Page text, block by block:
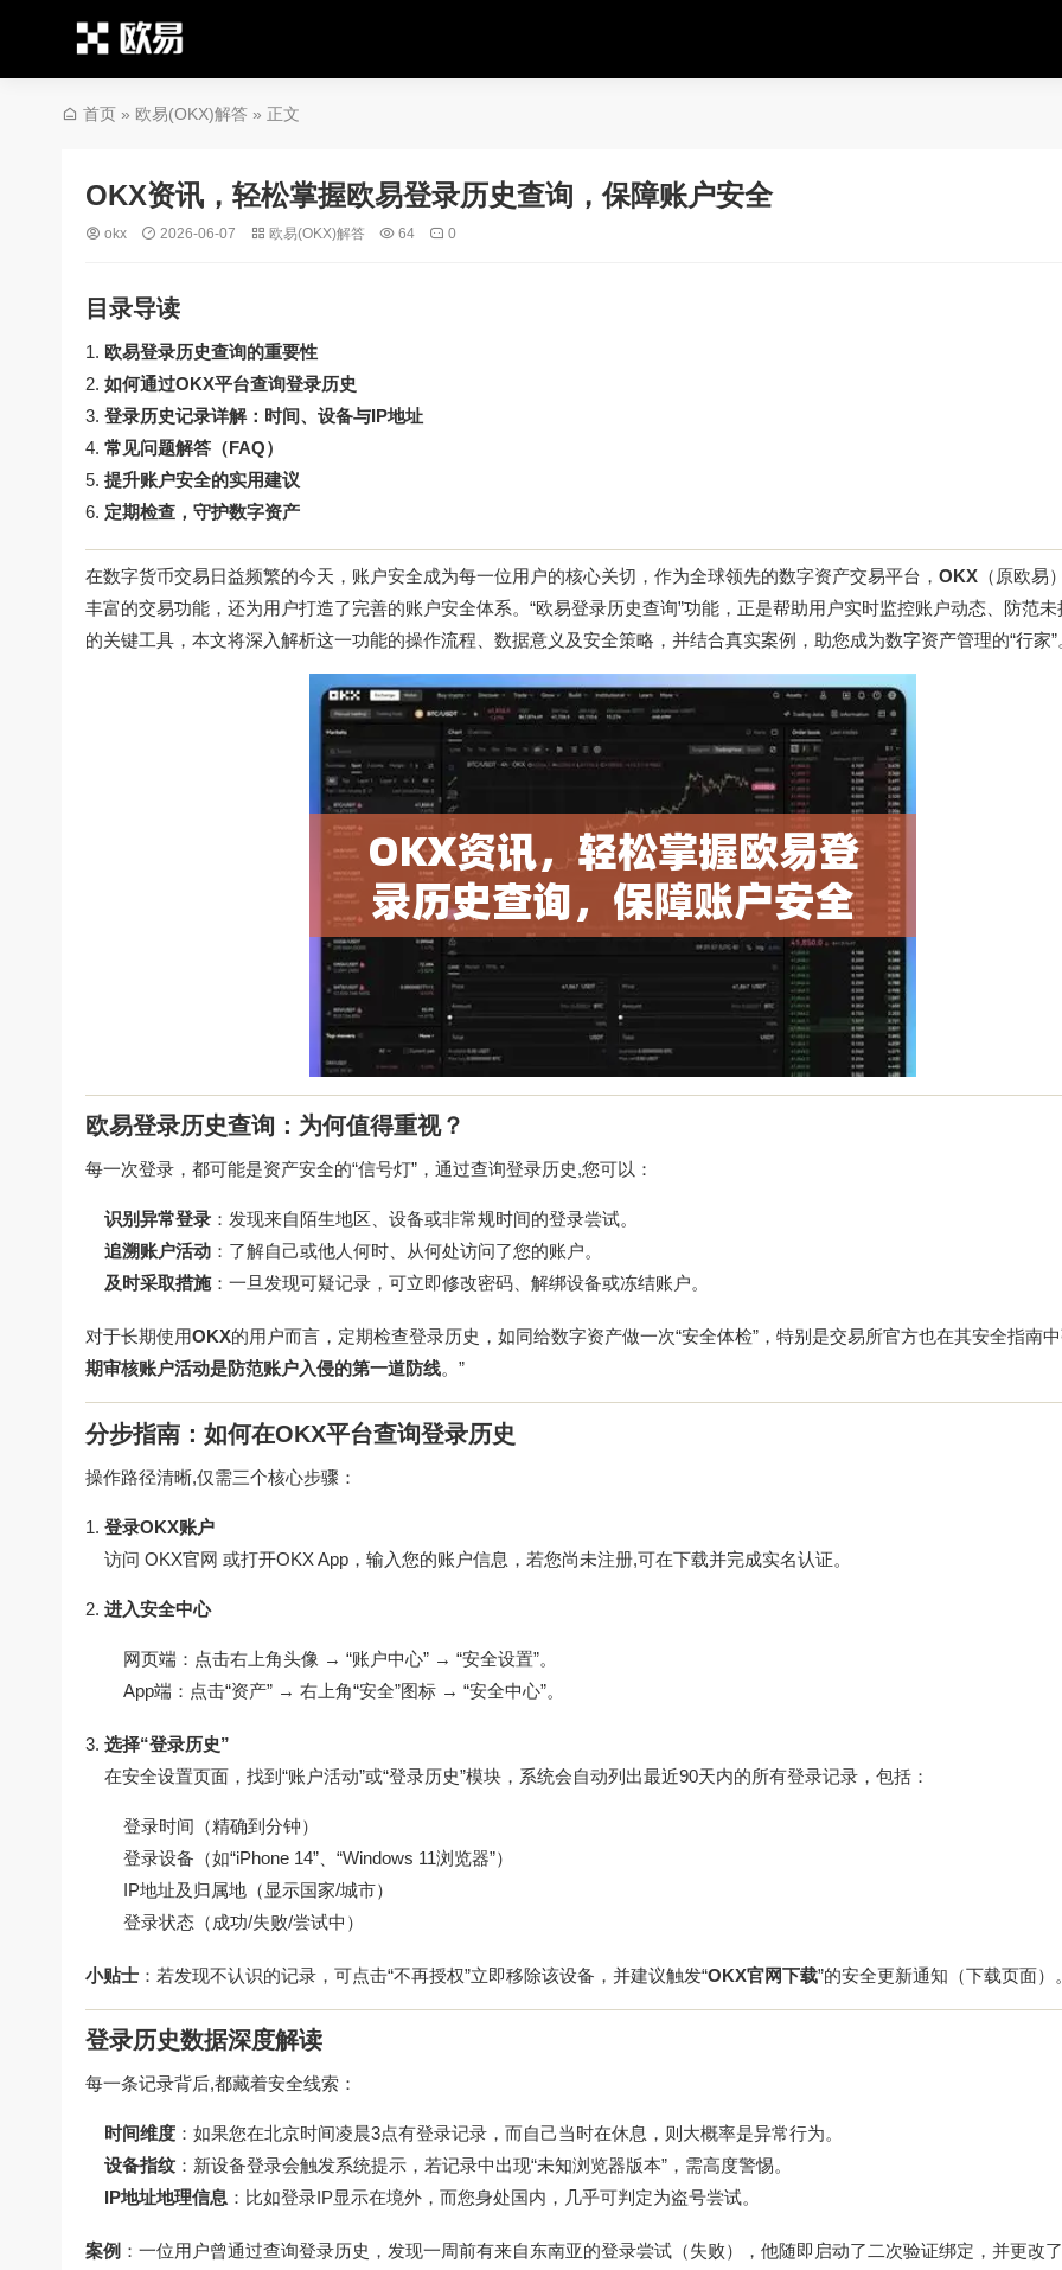
首页 » 欧易(OKX)解答 » 正文
OKX资讯，轻松掌握欧易登录历史查询，保障账户安全
okx 2026-06-07 欧易(OKX)解答 64 0
目录导读
欧易登录历史查询的重要性
如何通过OKX平台查询登录历史
登录历史记录详解：时间、设备与IP地址
常见问题解答（FAQ）
提升账户安全的实用建议
定期检查，守护数字资产
在数字货币交易日益频繁的今天，账户安全成为每一位用户的核心关切，作为全球领先的数字资产交易平台， OKX （原欧易
丰富的交易功能，还为用户打造了完善的账户安全体系。“欧易登录历史查询”功能，正是帮助用户实时监控账户动态、防范
的关键工具，本文将深入解析这一功能的操作流程、数据意义及安全策略，并结合真实案例，助您成为数字资产管理的“行家”
欧易登录历史查询：为何值得重视？
每一次登录，都可能是资产安全的“信号灯”，通过查询登录历史,您可以：
识别异常登录 ：发现来自陌生地区、设备或非常规时间的登录尝试。
追溯账户活动 ：了解自己或他人何时、从何处访问了您的账户。
及时采取措施：一旦发现可疑记录，可立即修改密码、解绑设备或冻结账户。
对于长期使用OKX的用户而言，定期检查登录历史，如同给数字资产做一次“安全体检”，特别是交易所官方也在其安全指南
期审核账户活动是防范账户入侵的第一道防线。”
分步指南：如何在OKX平台查询登录历史
操作路径清晰,仅需三个核心步骤：
登录OKX账户
访问 OKX官网 或打开OKX App，输入您的账户信息，若您尚未注册,可在下载并完成实名认证。
进入安全中心
网页端：点击右上角头像 → “账户中心” → “安全设置”。
App端：点击“资产” → 右上角“安全”图标 → “安全中心”。
选择“登录历史”
在安全设置页面，找到“账户活动”或“登录历史”模块，系统会自动列出最近90天内的所有登录记录，包括：
登录时间（精确到分钟）
登录设备（如“iPhone 14”、“Windows 11浏览器”）
IP地址及归属地（显示国家/城市）
登录状态（成功/失败/尝试中）
小贴士 ：若发现不认识的记录，可点击“不再授权”立即移除该设备，并建议触发“OKX官网下载”的安全更新通知（下载页面）
登录历史数据深度解读
每一条记录背后,都藏着安全线索：
时间维度 ：如果您在北京时间凌晨3点有登录记录，而自己当时在休息，则大概率是异常行为。
设备指纹 ：新设备登录会触发系统提示，若记录中出现“未知浏览器版本”，需高度警惕。
IP地址地理信息 ：比如登录IP显示在境外，而您身处国内，几乎可判定为盗号尝试。
案例 ：一位用户曾通过查询登录历史，发现一周前有来自东南亚的登录尝试（失败），他随即启动了二次验证绑定，并更改